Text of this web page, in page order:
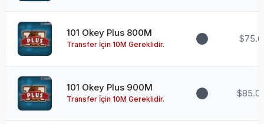
101 Okey Plus 800M
Transfer İçin 10M Gereklidir.
$75.6
101 Okey Plus 900M
Transfer İçin 10M Gereklidir.